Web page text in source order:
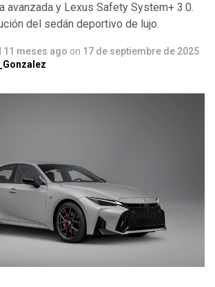
avanzada y Lexus Safety System+ 3.0.
del sedán deportivo de lujo.
11 meses ago on 17 de septiembre de 2025